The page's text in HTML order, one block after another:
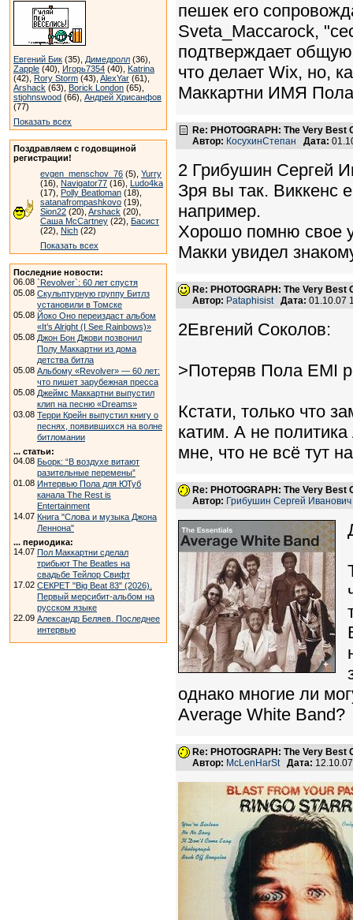
Евгений Бик (35), Димедролл (36),
Zapple (40), Игорь7354 (40), Katrina
(42), Rory Storm (43), AlexYar (61),
Arshack (63), Borick London (65),
stjohnswood (66), Андрей Хрисанфов
(77)
Показать всех
Поздравляем с годовщиной
регистрации!
evgen_menschov_76 (5), Yurry
(16), Navigator77 (16), Ludo4ka
(17), Polly Beatloman (18),
satanafrompashkovo (19),
Sion22 (20), Arshack (20),
Саша McCartney (22), Басист
(22), Nich (22)
Показать всех
Последние новости:
06.08 `Revolver`: 60 лет спустя
05.08 Скульптурную группу Битлз
установили в Томске
05.08 Йоко Оно переиздаст альбом
«It’s Alright (I See Rainbows)»
05.08 Джон Бон Джови позвонил
Полу Маккартни из дома
детства битла
05.08 Альбому «Revolver» — 60 лет:
что пишет зарубежная пресса
05.08 Джеймс Маккартни выпустил
клип на песню «Dreams»
03.08 Терри Крейн выпустил книгу о
песнях, появившихся на волне
битломании
... статьи:
04.08 Бьорк: “В воздухе витают
разительные перемены”
01.08 Интервью Пола для ЮТуб
канала The Rest is
Entertainment
14.07 Книга "Слова и музыка Джона
Леннона"
... периодика:
14.07 Пол Маккартни сделал
трибьют The Beatles на
свадьбе Тейлор Свифт
17.02 СЕКРЕТ "Big Beat 83" (2026).
Первый мерсибит-альбом на
русском языке
22.09 Александр Беляев. Последнее
интервью
пешек его
Sveta_Maccarock,
подтверждает
что делает Wix, но,
Маккартни ИМЯ
Re: PHOTOGRAPH: The Very Best
Автор: КосухинСтепан Дата:
2 Грибушин Сергей
Зря вы так. Виккенс
например.
Хорошо помню свое
Макки увидел
Re: PHOTOGRAPH: The Very Best
Автор: Pataphisist Дата: 01.10.07
2Евгений Соколов:
>Потеряв Пола EMI
Кстати, только что
катим. А не
мне, что не всё тут
Re: PHOTOGRAPH: The Very Best
Автор: Грибушин Сергей Иванович
однако многие ли
Average White Band?
Re: PHOTOGRAPH: The Very Best
Автор: McLenHarSt Дата: